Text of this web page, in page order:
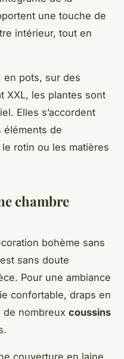
une touche de
intérieur, tout en
en pots, sur des
XXL, les plantes sont
Elles s’accordent
éléments de
rotin ou les matières
chambre
bohème sans
est sans doute
Pour une ambiance
confortable, draps en
nombreux coussins
couverture en laine